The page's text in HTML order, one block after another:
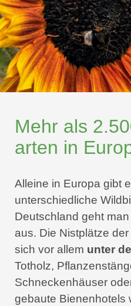
Mehr als
arten in
Alleine in Europa gibt
unterschiedliche
Deutschland geht
aus. Die Nistplätze
sich vor allem unter
Totholz,
Schneckenhäuser
gebaute Bienenhotels